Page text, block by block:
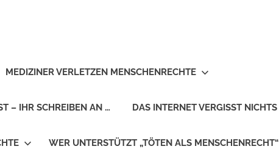
MEDIZINER VERLETZEN MENSCHENRECHTE
– IHR SCHREIBEN AN … DAS INTERNET VERGISST NICHTS
WER UNTERSTÜTZT „TÖTEN ALS MENSCHENRECHT“